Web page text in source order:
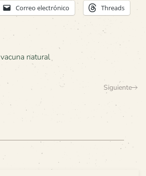
Correo electrónico Threads
vacuna natural
Siguiente